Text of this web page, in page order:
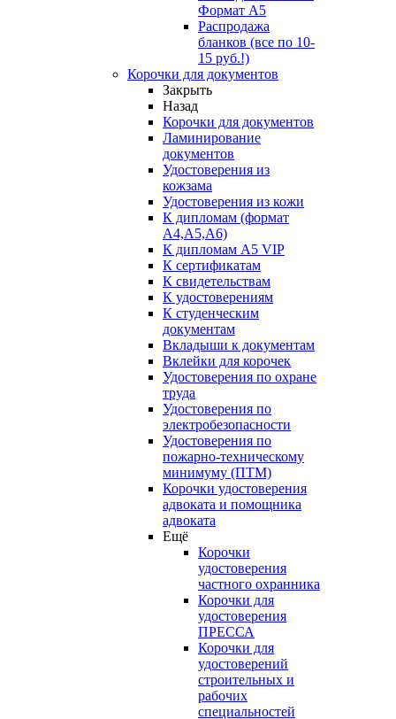
Формат А5
Распродажа
бланков (все по 10-
15 руб.!)
Корочки для документов
Закрыть
Назад
Корочки для документов
Ламинирование
документов
Удостоверения из
кожзама
Удостоверения из кожи
К дипломам (формат
А4,А5,А6)
К дипломам А5 VIP
К сертификатам
К свидетельствам
К удостоверениям
К студенческим
документам
Вкладыши к документам
Вклейки для корочек
Удостоверения по охране
труда
Удостоверения по
электробезопасности
Удостоверения по
пожарно-техническому
минимуму (ПТМ)
Корочки удостоверения
адвоката и помощника
адвоката
Ещё
Корочки
удостоверения
частного охранника
Корочки для
удостоверения
ПРЕССА
Корочки для
удостоверений
строительных и
рабочих
специальностей